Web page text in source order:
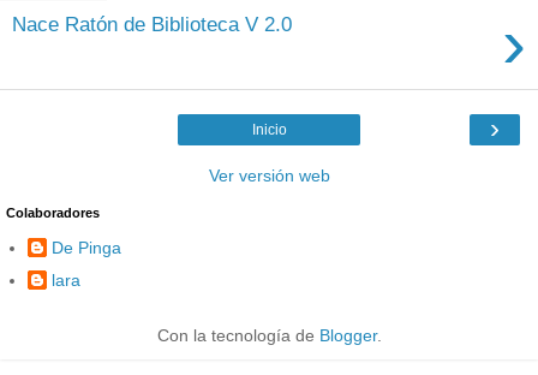
Nace Ratón de Biblioteca V 2.0 ›
›
Inicio
Ver versión web
Colaboradores
De Pinga
lara
Con la tecnología de Blogger.